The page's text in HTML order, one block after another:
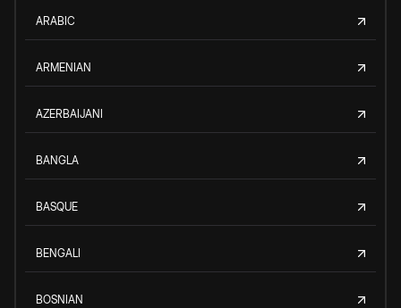
ARABIC
ARMENIAN
AZERBAIJANI
BANGLA
BASQUE
BENGALI
BOSNIAN